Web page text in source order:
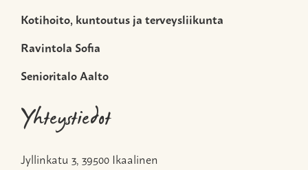
Kotihoito, kuntoutus ja terveysliikunta
Ravintola Sofia
Senioritalo Aalto
Yhteystiedot
Jyllinkatu 3, 39500 Ikaalinen